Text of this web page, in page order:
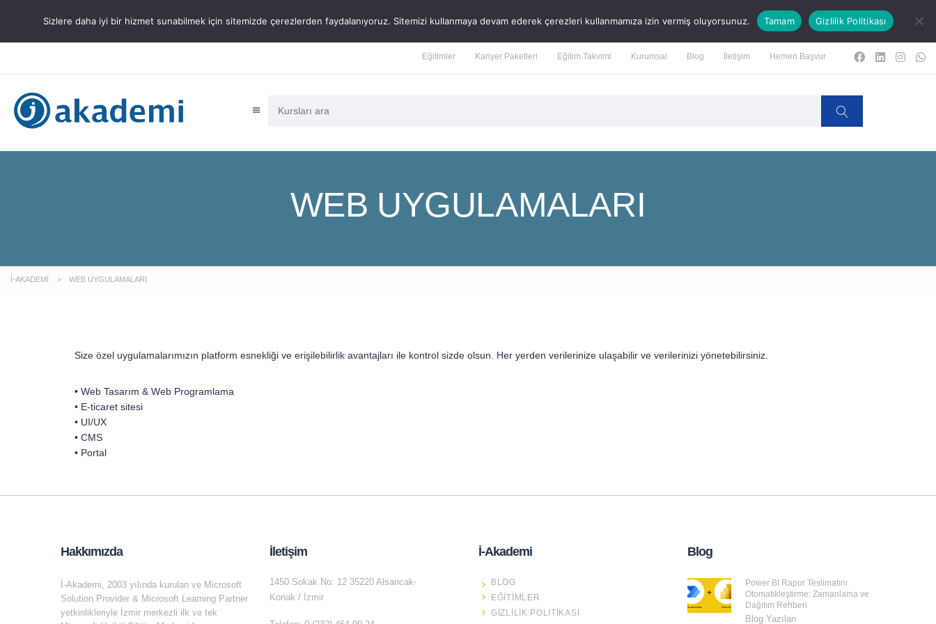
Ücretsiz Webinar:Windows Server'da Active Directory Yönetimi: En İyi Uygulamalar ve Yaygın Hatalar Hemen Kayıt Olun!
Eğitimler Kariyer Paketleri Eğitim Takvimi Kurumsal Blog İletişim Hemen Başvur
WEB UYGULAMALARI
İ-AKADEMI > WEB UYGULAMALARI
Size özel uygulamalarımızın platform esnekliği ve erişilebilirlik avantajları ile kontrol sizde olsun. Her yerden verilerinize ulaşabilir ve verilerinizi yönetebilirsiniz.
• Web Tasarım & Web Programlama
• E-ticaret sitesi
• UI/UX
• CMS
• Portal
Hakkımızda
İ-Akademi, 2003 yılında kurulan ve Microsoft
Solution Provider & Microsoft Learning Partner
yetkinlikleriyle İzmir merkezli ilk ve tek
İletişim
1450 Sokak No: 12 35220 Alsancak-
Konak / İzmir
İ-Akademi
BLOG
EĞITIMLER
GIZLILIK POLITIKASI
Blog
Power BI Rapor Teslimatını
Otomatikleştirme: Zamanlama ve
Dağıtım Rehberi
Blog Yazıları
Sizlere daha iyi bir hizmet sunabilmek için sitemizde çerezlerden faydalanıyoruz. Sitemizi kullanmaya devam ederek çerezleri kullanmamıza izin vermiş oluyorsunuz. Tamam Gizlilik Politikası